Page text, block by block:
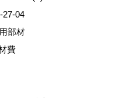
27-04
部材
費